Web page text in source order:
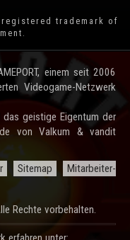
trademark of
.
einem seit 2006
Videogame-Netzwerk
geistige Eigentum der
von Valkum & vandit
Sitemap
Mitarbeiter-
Rechte vorbehalten.